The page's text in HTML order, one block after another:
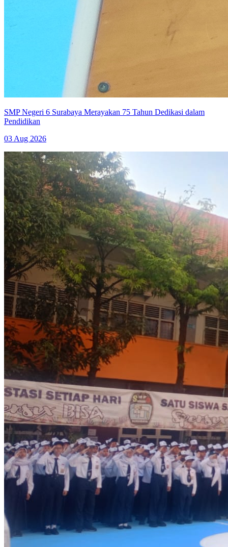
SMP Negeri 6 Surabaya Merayakan 75 Tahun Dedikasi dalam
Pendidikan
03 Aug 2026